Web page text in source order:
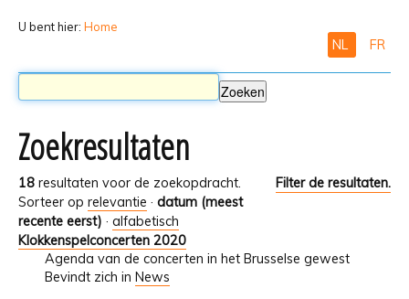
U bent hier: Home
NL FR
Zoekresultaten
18 resultaten voor de zoekopdracht.
Filter de resultaten.
Sorteer op relevantie · datum (meest
recente eerst) · alfabetisch
Klokkenspelconcerten 2020
Agenda van de concerten in het Brusselse gewest
Bevindt zich in News